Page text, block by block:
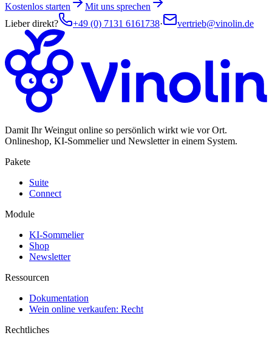
Kostenlos starten
Mit uns sprechen
Lieber direkt?
+49 (0) 7131 6161738· vertrieb@vinolin.de
Damit Ihr Weingut online so persönlich wirkt wie vor Ort.
Onlineshop, KI-Sommelier und Newsletter in einem System.
Pakete
Suite
Connect
Module
KI-Sommelier
Shop
Newsletter
Ressourcen
Dokumentation
Wein online verkaufen: Recht
Rechtliches